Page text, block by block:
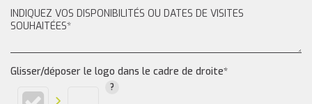
Glisser/déposer le logo dans le cadre de droite*